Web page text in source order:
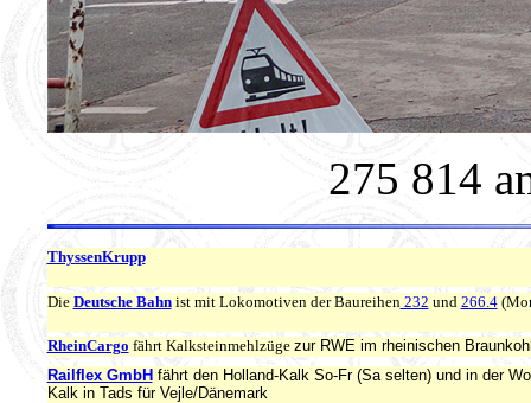
275 814
ThyssenKrupp
Die Deutsche Bahnist mit Lokomotiven der Baureihen232 und 266.4
RheinCargo fährt Kalksteinmehlzüge zur RWE im rheinischen
Railflex GmbH fährt den Holland-Kalk So-Fr (Sa selten) und in der
Kalk in Tads für Vejle/Dänemark